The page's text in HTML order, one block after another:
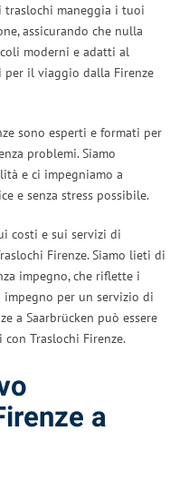
traslochi maneggia i tuoi
assicurando che nulla
moderni e adatti al
il viaggio dalla Firenze
sono esperti e formati per
problemi. Siamo
e ci impegniamo a
e senza stress possibile.
costi e sui servizi di
Firenze. Siamo lieti di
impegno, che riflette i
per un servizio di
a Saarbrücken può essere
Traslochi Firenze.
a